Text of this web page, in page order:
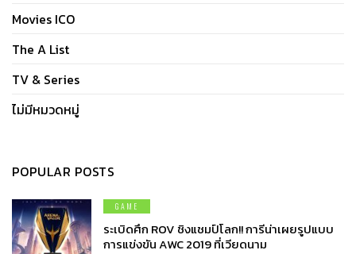
Movies ICO
The A List
TV & Series
ไม่มีหมวดหมู่
POPULAR POSTS
GAME
ระเบิดศึก ROV ชิงแชมป์โลก!! การีน่าเผยรูปแบบ
การแข่งขัน AWC 2019 ที่เวียดนาม